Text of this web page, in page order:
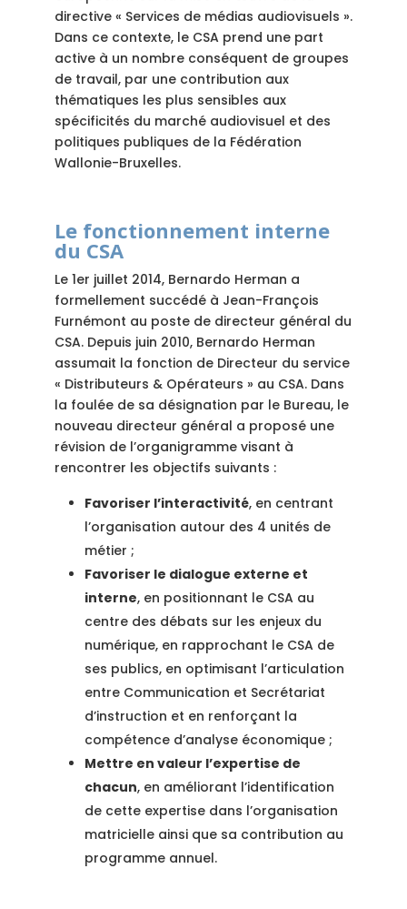
directive « Services de médias audiovisuels ».
Dans ce contexte, le CSA prend une part
active à un nombre conséquent de groupes
de travail, par une contribution aux
thématiques les plus sensibles aux
spécificités du marché audiovisuel et des
politiques publiques de la Fédération
Wallonie-Bruxelles.
Le fonctionnement interne
du CSA
Le 1er juillet 2014, Bernardo Herman a
formellement succédé à Jean-François
Furnémont au poste de directeur général du
CSA. Depuis juin 2010, Bernardo Herman
assumait la fonction de Directeur du service
« Distributeurs & Opérateurs » au CSA. Dans
la foulée de sa désignation par le Bureau, le
nouveau directeur général a proposé une
révision de l’organigramme visant à
rencontrer les objectifs suivants :
Favoriser l’interactivité, en centrant
l’organisation autour des 4 unités de
métier ;
Favoriser le dialogue externe et
interne, en positionnant le CSA au
centre des débats sur les enjeux du
numérique, en rapprochant le CSA de
ses publics, en optimisant l’articulation
entre Communication et Secrétariat
d’instruction et en renforçant la
compétence d’analyse économique ;
Mettre en valeur l’expertise de
chacun, en améliorant l’identification
de cette expertise dans l’organisation
matricielle ainsi que sa contribution au
programme annuel.